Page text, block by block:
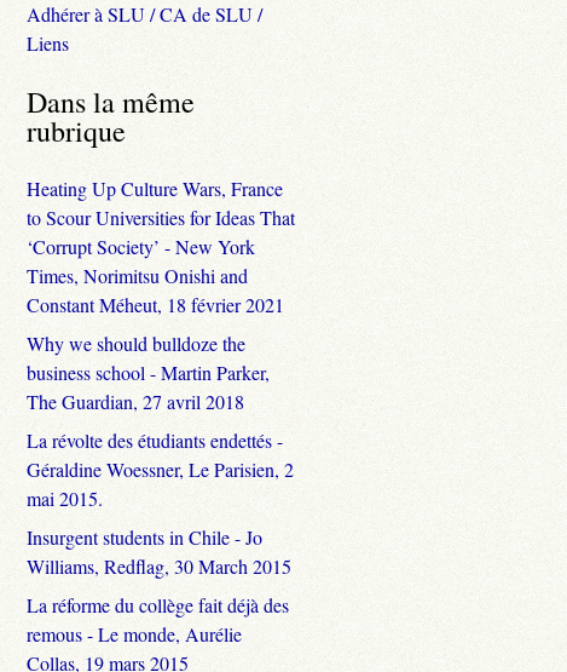
Adhérer à SLU / CA de SLU /
Liens
Dans la même
rubrique
Heating Up Culture Wars, France
to Scour Universities for Ideas That
‘Corrupt Society’ - New York
Times, Norimitsu Onishi and
Constant Méheut, 18 février 2021
Why we should bulldoze the
business school - Martin Parker,
The Guardian, 27 avril 2018
La révolte des étudiants endettés -
Géraldine Woessner, Le Parisien, 2
mai 2015.
Insurgent students in Chile - Jo
Williams, Redflag, 30 March 2015
La réforme du collège fait déjà des
remous - Le monde, Aurélie
Collas, 19 mars 2015